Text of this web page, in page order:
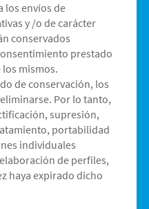
los envíos de
y /o de carácter
conservados
prestado
mismos.
de conservación, los
Por lo tanto,
supresión,
portabilidad
individuales
de perfiles,
haya expirado dicho